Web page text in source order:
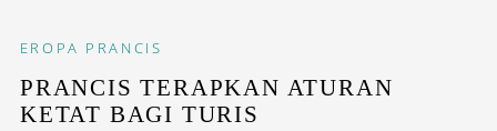
EROPA PRANCIS
PRANCIS TERAPKAN ATURAN
KETAT BAGI TURIS